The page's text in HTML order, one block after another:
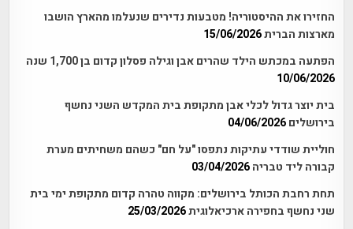
החזירו את ההיסטוריה! מטבעות נדירים שנעלמו מהארץ הושבו
מארצות הברית15/06/2026
הפתעה במכתש הילד שהרים אבן וגילה פסלון קדום בן 1,700 שנה
10/06/2026
בית יוצר גדול לכלי אבן מתקופת בית המקדש השני נחשף
בירושלים 04/06/2026
חוליית שודדי עתיקות נתפסו "על חם" כשהם משחיתים מערת
קבורה ליד טבריה 03/04/2026
תחת רחבת הכותל בירושלים: מקווה טהרה קדום מתקופת ימי בית
שני נחשף בחפירה ארכיאלוגית25/03/2026